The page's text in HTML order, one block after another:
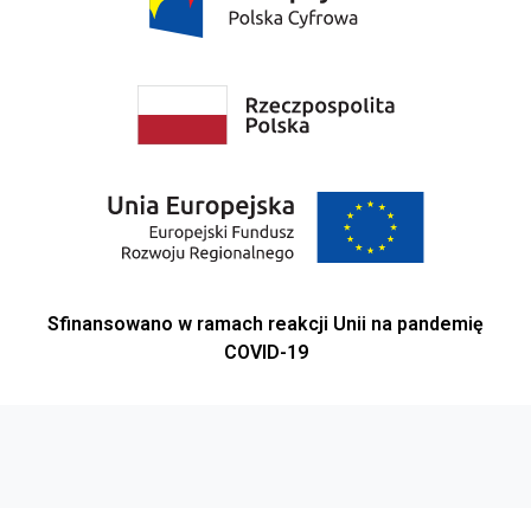
Sfinansowano w ramach reakcji Unii na pandemię
COVID-19